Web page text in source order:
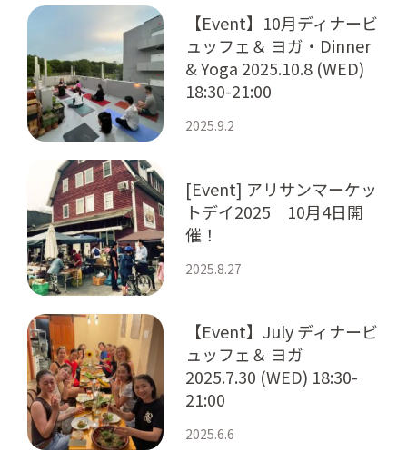
【Event】10月ディナービ
ュッフェ＆ ヨガ・Dinner
& Yoga 2025.10.8 (WED)
18:30-21:00
2025.9.2
[Event] アリサンマーケッ
トデイ2025 10月4日開
催！
2025.8.27
【Event】July ディナービ
ュッフェ＆ ヨガ
2025.7.30 (WED) 18:30-
21:00
2025.6.6